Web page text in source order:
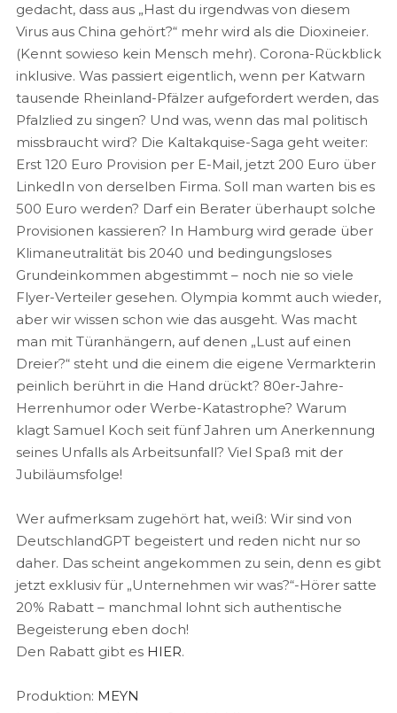
gedacht, dass aus „Hast du irgendwas von diesem
Virus aus China gehört?“ mehr wird als die Dioxineier.
(Kennt sowieso kein Mensch mehr). Corona-Rückblick
inklusive. Was passiert eigentlich, wenn per Katwarn
tausende Rheinland-Pfälzer aufgefordert werden, das
Pfalzlied zu singen? Und was, wenn das mal politisch
missbraucht wird? Die Kaltakquise-Saga geht weiter:
Erst 120 Euro Provision per E-Mail, jetzt 200 Euro über
LinkedIn von derselben Firma. Soll man warten bis es
500 Euro werden? Darf ein Berater überhaupt solche
Provisionen kassieren? In Hamburg wird gerade über
Klimaneutralität bis 2040 und bedingungsloses
Grundeinkommen abgestimmt – noch nie so viele
Flyer-Verteiler gesehen. Olympia kommt auch wieder,
aber wir wissen schon wie das ausgeht. Was macht
man mit Türanhängern, auf denen „Lust auf einen
Dreier?“ steht und die einem die eigene Vermarkterin
peinlich berührt in die Hand drückt? 80er-Jahre-
Herrenhumor oder Werbe-Katastrophe? Warum
klagt Samuel Koch seit fünf Jahren um Anerkennung
seines Unfalls als Arbeitsunfall? Viel Spaß mit der
Jubiläumsfolge!
Wer aufmerksam zugehört hat, weiß: Wir sind von
DeutschlandGPT begeistert und reden nicht nur so
daher. Das scheint angekommen zu sein, denn es gibt
jetzt exklusiv für „Unternehmen wir was?“-Hörer satte
20% Rabatt – manchmal lohnt sich authentische
Begeisterung eben doch!
Den Rabatt gibt es HIER.
Produktion: MEYN